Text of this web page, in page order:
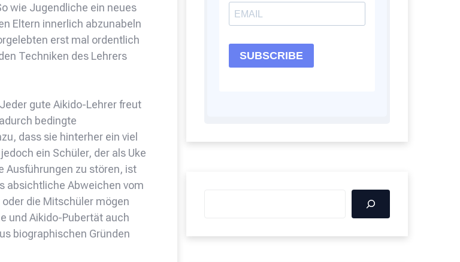
wie Jugendliche ein neues
Eltern innerlich abzunabeln
erst mal ordentlich
Techniken des Lehrers
gute Aikido-Lehrer freut
bedingte
dass sie hinterher ein viel
ein Schüler, der als Uke
Ausführungen zu stören, ist
absichtliche Abweichen vom
die Mitschüler mögen
und Aikido-Pubertät auch
biographischen Gründen